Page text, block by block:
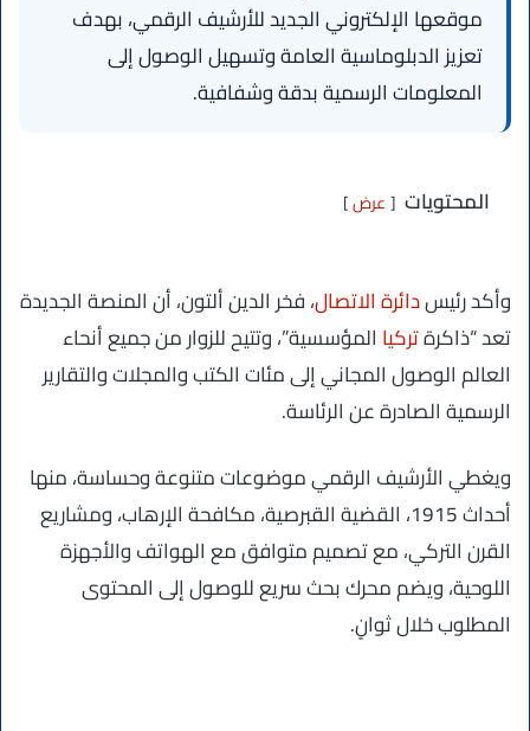
موقعها الإلكتروني الجديد للأرشيف الرقمي، بهدف
تعزيز الدبلوماسية العامة وتسهيل الوصول إلى
المعلومات الرسمية بدقة وشفافية.
المحتويات عرض
وأكد رئيسدائرة الاتصال، فخر الدين ألتون، أن المنصة الجديدة
تعد “ذاكرةتركيا المؤسسية”، وتتيح للزوار من جميع أنحاء
العالم الوصول المجاني إلى مئات الكتب والمجلات والتقارير
الرسمية الصادرة عن الرئاسة.
ويغطي الأرشيف الرقمي موضوعات متنوعة وحساسة، منها
أحداث 1915، القضية القبرصية، مكافحة الإرهاب، ومشاريع
القرن التركي، مع تصميم متوافق مع الهواتف والأجهزة
اللوحية، ويضم محرك بحث سريع للوصول إلى المحتوى
المطلوب خلال ثوانٍ.